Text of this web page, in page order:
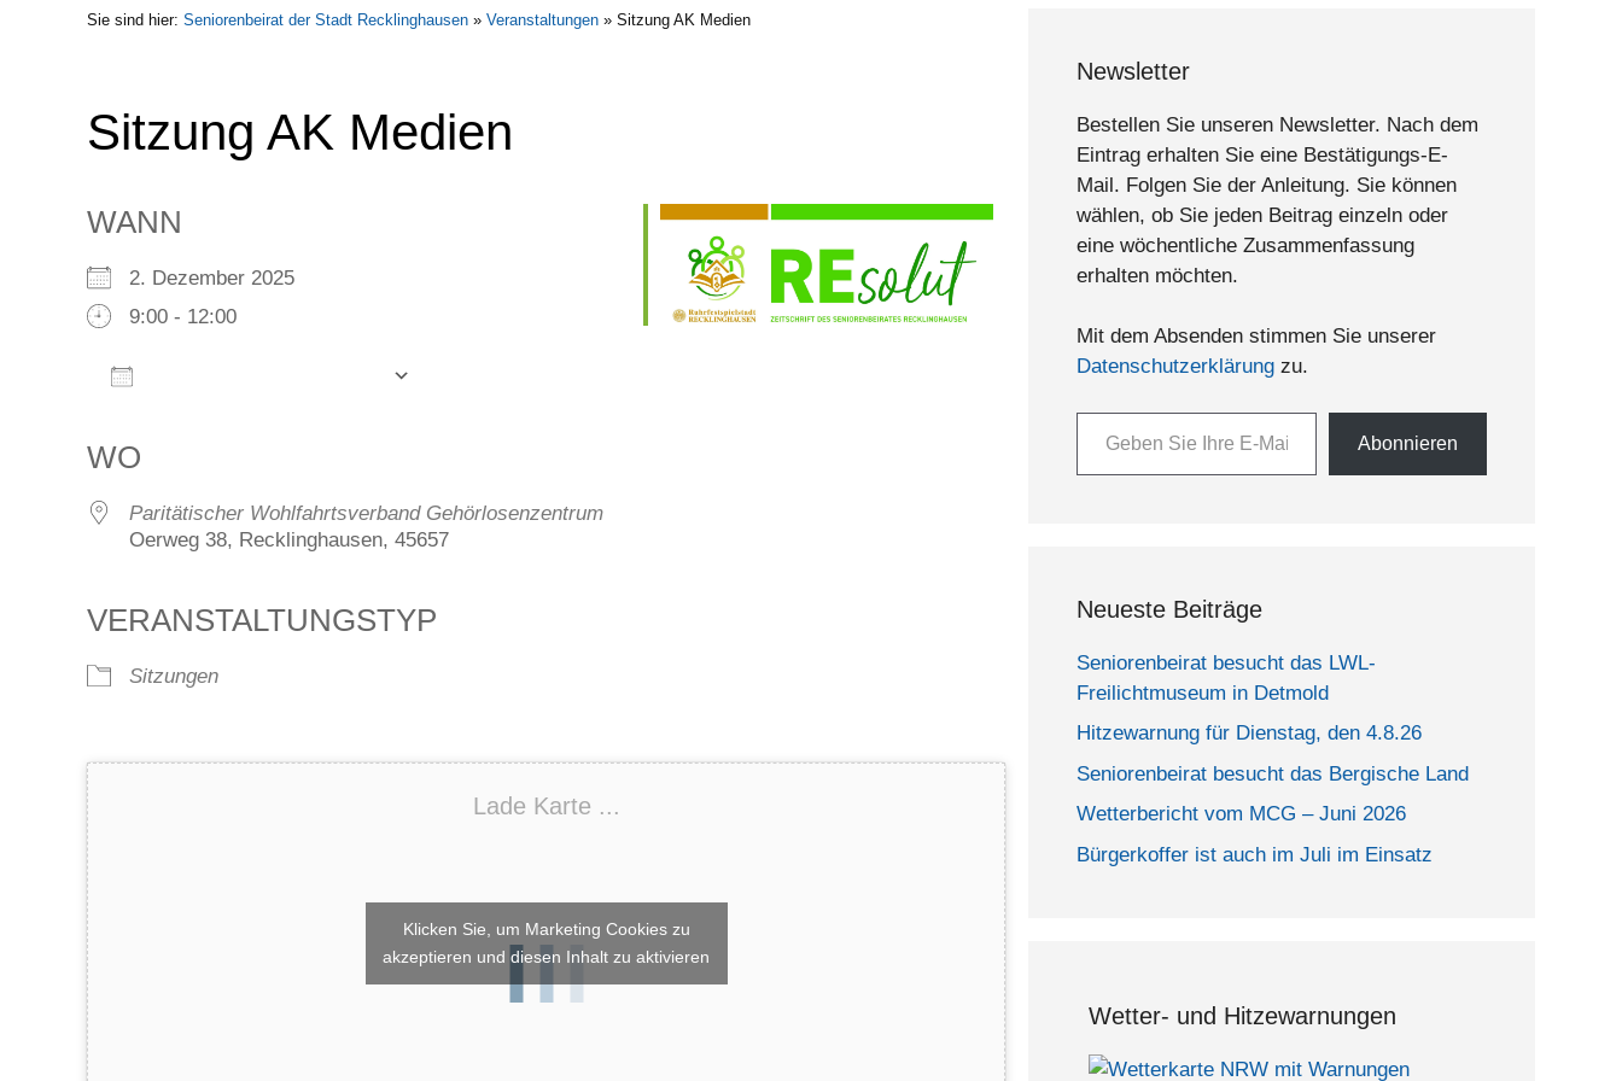
Sie sind hier: Seniorenbeirat der Stadt Recklinghausen » Veranstaltungen » Sitzung AK Medien
Sitzung AK Medien
WANN
2. Dezember 2025
9:00 - 12:00
WO
Paritätischer Wohlfahrtsverband Gehörlosenzentrum
Oerweg 38, Recklinghausen, 45657
VERANSTALTUNGSTYP
Sitzungen
Lade Karte ...
Klicken Sie, um Marketing Cookies zu
akzeptieren und diesen Inhalt zu aktivieren
Newsletter
Bestellen Sie unseren Newsletter. Nach dem
Eintrag erhalten Sie eine Bestätigungs-E-
Mail. Folgen Sie der Anleitung. Sie können
wählen, ob Sie jeden Beitrag einzeln oder
eine wöchentliche Zusammenfassung
erhalten möchten.
Mit dem Absenden stimmen Sie unserer
Datenschutzerklärung zu.
Geben Sie Ihre E-Mail-Adresse ein ...
Abonnieren
Neueste Beiträge
Seniorenbeirat besucht das LWL-
Freilichtmuseum in Detmold
Hitzewarnung für Dienstag, den 4.8.26
Seniorenbeirat besucht das Bergische Land
Wetterbericht vom MCG – Juni 2026
Bürgerkoffer ist auch im Juli im Einsatz
Wetter- und Hitzewarnungen